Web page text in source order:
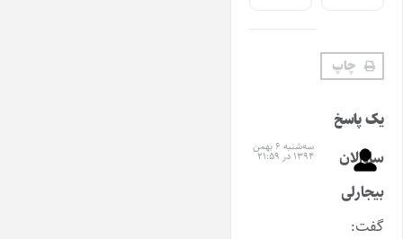
چاپ
یک پاسخ
ساوالان
بیجارلی
گفت:
سه‌شنبه ۶ بهمن
۱۳۹۴ در ۲۱:۵۹